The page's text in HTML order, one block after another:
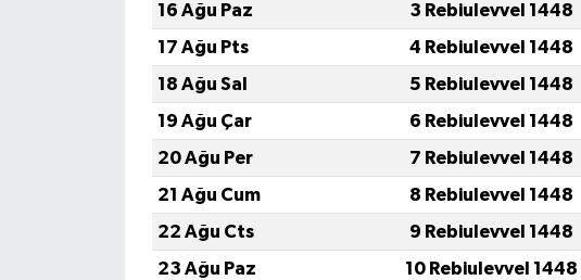
16 Ağu Paz
3 Rebiulevvel 1448
17 Ağu Pts
4 Rebiulevvel 1448
18 Ağu Sal
5 Rebiulevvel 1448
19 Ağu Çar
6 Rebiulevvel 1448
20 Ağu Per
7 Rebiulevvel 1448
21 Ağu Cum
8 Rebiulevvel 1448
22 Ağu Cts
9 Rebiulevvel 1448
23 Ağu Paz
10 Rebiulevvel 1448